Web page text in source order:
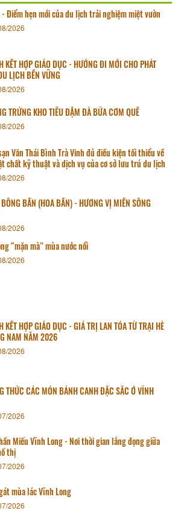
Điểm hẹn mới của du lịch trải nghiệm miệt vườn
2026
KẾT HỢP GIÁO DỤC - HƯỚNG ĐI MỚI CHO PHÁT
LỊCH BỀN VỮNG
2026
TRỨNG KHO TIÊU ĐẬM ĐÀ BỮA CƠM QUÊ
2026
Văn Thái Bình Trà Vinh đủ điều kiện tối thiểu về
chất kỹ thuật và dịch vụ của cơ sở lưu trú du lịch
2026
BẦN (HOA BẦN) - HƯƠNG VỊ MIỀN SÔNG
2026
“mặn mà” mùa nước nổi
2026
KẾT HỢP GIÁO DỤC - GIÁ TRỊ LAN TỎA TỪ TRẠI HÈ
NAM NĂM 2026
2026
THỨC CÁC MÓN BÁNH CANH ĐẶC SẮC Ở VĨNH
2026
Miếu Vĩnh Long - Nơi thời gian lắng đọng giữa
thị
2026
mùa lác Vĩnh Long
2026